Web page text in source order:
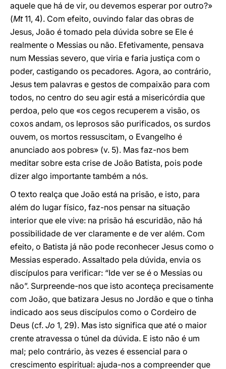
aquele que há de vir, ou devemos esperar por outro?»
(Mt11, 4). Com efeito, ouvindo falar das obras de
Jesus, João é tomado pela dúvida sobre se Ele é
realmente o Messias ou não. Efetivamente, pensava
num Messias severo, que viria e faria justiça com o
poder, castigando os pecadores. Agora, ao contrário,
Jesus tem palavras e gestos de compaixão para com
todos, no centro do seu agir está a misericórdia que
perdoa, pelo que «os cegos recuperem a visão, os
coxos andam, os leprosos são purificados, os surdos
ouvem, os mortos ressuscitam, o Evangelho é
anunciado aos pobres» (v. 5). Mas faz-nos bem
meditar sobre esta crise de João Batista, pois pode
dizer algo importante também a nós.
O texto realça que João está na prisão, e isto, para
além do lugar físico, faz-nos pensar na situação
interior que ele vive: na prisão há escuridão, não há
possibilidade de ver claramente e de ver além. Com
efeito, o Batista já não pode reconhecer Jesus como o
Messias esperado. Assaltado pela dúvida, envia os
discípulos para verificar: “Ide ver se é o Messias ou
não”. Surpreende-nos que isto aconteça precisamente
com João, que batizara Jesus no Jordão e que o tinha
indicado aos seus discípulos como o Cordeiro de
Deus (cf. Jo 1, 29). Mas isto significa que até o maior
crente atravessa o túnel da dúvida. E isto não é um
mal; pelo contrário, às vezes é essencial para o
crescimento espiritual: ajuda-nos a compreender que